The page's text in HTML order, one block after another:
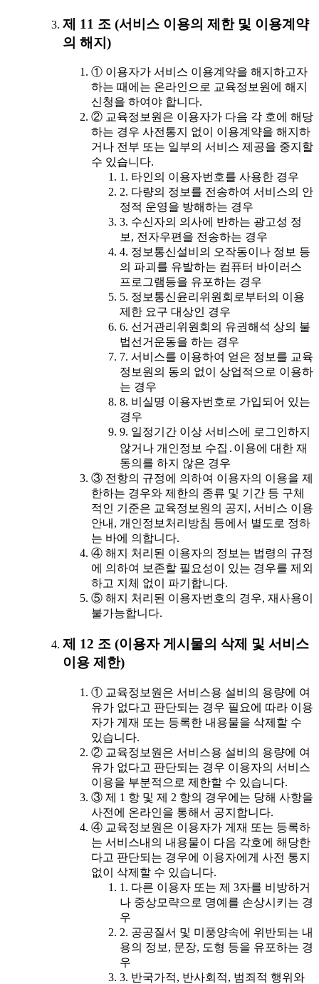
제 11 조 (서비스 이용의 제한 및 이용계약
의 해지)
① 이용자가 서비스 이용계약을 해지하고자
하는 때에는 온라인으로 교육정보원에 해지
신청을 하여야 합니다.
② 교육정보원은 이용자가 다음 각 호에 해당
하는 경우 사전통지 없이 이용계약을 해지하
거나 전부 또는 일부의 서비스 제공을 중지할
수 있습니다.
1. 타인의 이용자번호를 사용한 경우
2. 다량의 정보를 전송하여 서비스의 안
정적 운영을 방해하는 경우
3. 수신자의 의사에 반하는 광고성 정
보, 전자우편을 전송하는 경우
4. 정보통신설비의 오작동이나 정보 등
의 파괴를 유발하는 컴퓨터 바이러스
프로그램등을 유포하는 경우
5. 정보통신윤리위원회로부터의 이용
제한 요구 대상인 경우
6. 선거관리위원회의 유권해석 상의 불
법선거운동을 하는 경우
7. 서비스를 이용하여 얻은 정보를 교육
정보원의 동의 없이 상업적으로 이용하
는 경우
8. 비실명 이용자번호로 가입되어 있는
경우
9. 일정기간 이상 서비스에 로그인하지
않거나 개인정보 수집․이용에 대한 재
동의를 하지 않은 경우
③ 전항의 규정에 의하여 이용자의 이용을 제
한하는 경우와 제한의 종류 및 기간 등 구체
적인 기준은 교육정보원의 공지, 서비스 이용
안내, 개인정보처리방침 등에서 별도로 정하
는 바에 의합니다.
④ 해지 처리된 이용자의 정보는 법령의 규정
에 의하여 보존할 필요성이 있는 경우를 제외
하고 지체 없이 파기합니다.
⑤ 해지 처리된 이용자번호의 경우, 재사용이
불가능합니다.
제 12 조 (이용자 게시물의 삭제 및 서비스
이용 제한)
① 교육정보원은 서비스용 설비의 용량에 여
유가 없다고 판단되는 경우 필요에 따라 이용
자가 게재 또는 등록한 내용물을 삭제할 수
있습니다.
② 교육정보원은 서비스용 설비의 용량에 여
유가 없다고 판단되는 경우 이용자의 서비스
이용을 부분적으로 제한할 수 있습니다.
③ 제 1 항 및 제 2 항의 경우에는 당해 사항을
사전에 온라인을 통해서 공지합니다.
④ 교육정보원은 이용자가 게재 또는 등록하
는 서비스내의 내용물이 다음 각호에 해당한
다고 판단되는 경우에 이용자에게 사전 통지
없이 삭제할 수 있습니다.
1. 다른 이용자 또는 제 3자를 비방하거
나 중상모략으로 명예를 손상시키는 경
우
2. 공공질서 및 미풍양속에 위반되는 내
용의 정보, 문장, 도형 등을 유포하는 경
우
3. 반국가적, 반사회적, 범죄적 행위와